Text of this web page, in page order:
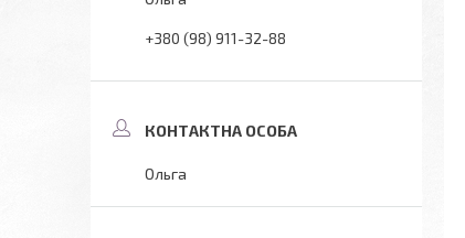
+380 (98) 911-32-88
Ольга